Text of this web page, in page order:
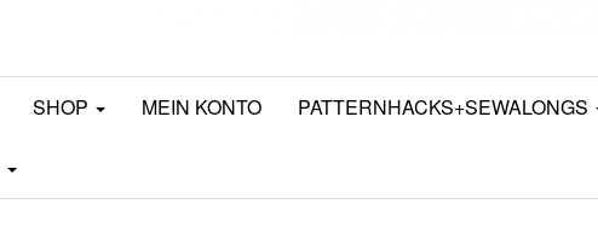
SHOP MEIN KONTO PATTERNHACKS+SEWALONGS